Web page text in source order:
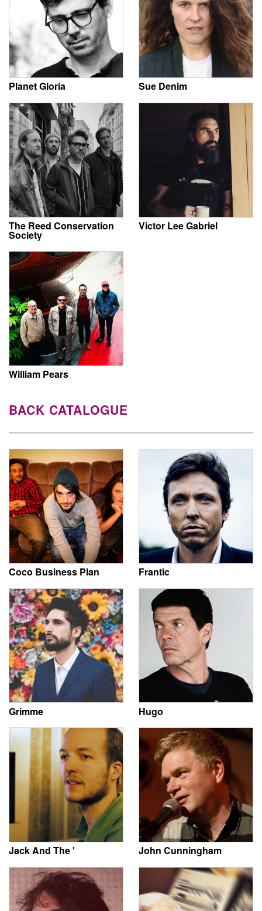
Planet Gloria Sue Denim
The Reed Conservation
Society
Victor Lee Gabriel
William Pears
BACK CATALOGUE
Coco Business Plan Frantic
Grimme Hugo
Jack And The ' John Cunningham